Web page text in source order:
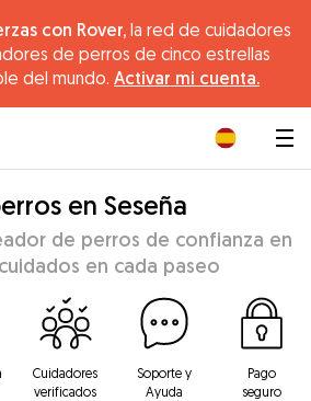
con Rover, la red de cuidadores
de perros de cinco estrellas
del mundo. Activar mi cuenta.
en Seseña
de perros de confianza en
en cada paseo
Cuidadores
verificados
Soporte y
Ayuda
Pago
seguro